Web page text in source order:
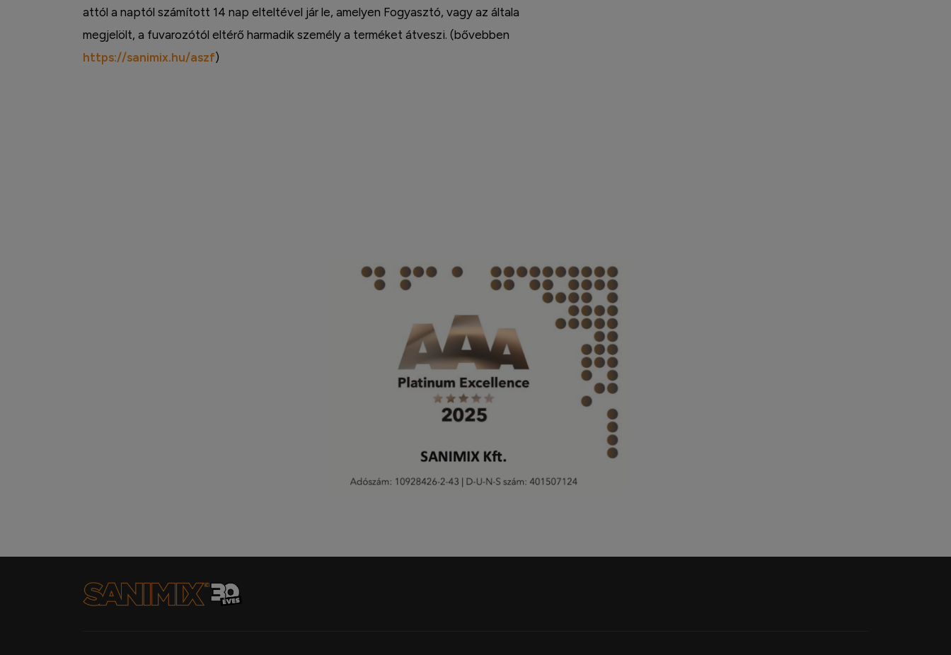
attól a naptól számított 14 nap elteltével jár le, amelyen Fogyasztó, vagy az általa
megjelölt, a fuvarozótól eltérő harmadik személy a terméket átveszi. (bővebben
https://sanimix.hu/aszf)